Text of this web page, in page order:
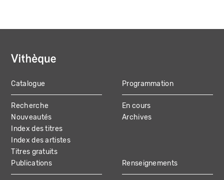
MAIN
NAVIGATION
Catalogue
Recherche
Nouveautés
Index des titres
Index des artistes
Titres gratuits
Programmation
En cours
Archives
Publications Renseignements